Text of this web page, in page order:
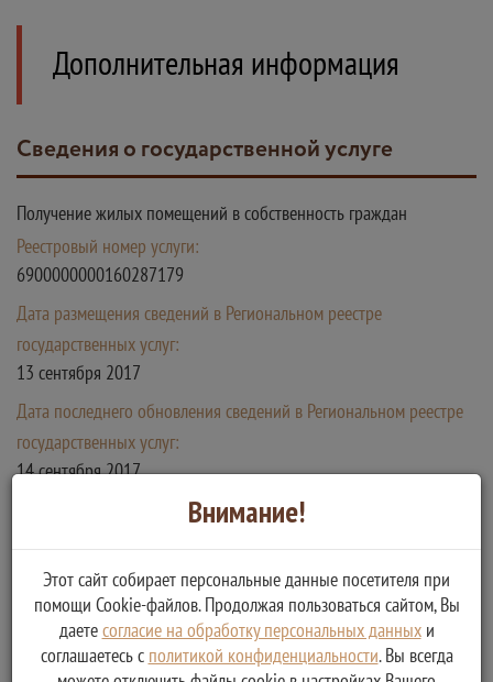
Дополнительная информация
Сведения о государственной услуге
Получение жилых помещений в собственность граждан
Реестровый номер услуги:
6900000000160287179
Дата размещения сведений в Региональном реестре
государственных услуг:
13 сентября 2017
Дата последнего обновления сведений в Региональном реестре
государственных услуг:
14 сентября 2017
Порядок обжалования
Получатель муниципальной услуги имеет право на досудебное
(внесудебное) обжалование решений, принятых в ходе
предоставления муниципальной услуги по каждой
административной процедуре.
Внимание!
Этот сайт собирает персональные данные посетителя при
помощи Cookie-файлов. Продолжая пользоваться сайтом, Вы
даетесогласие на обработку персональных данныхи
соглашаетесь с политикой конфиденциальности. Вы всегда